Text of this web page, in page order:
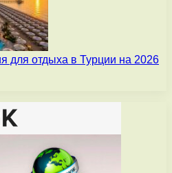
для отдыха в Турции на 2026